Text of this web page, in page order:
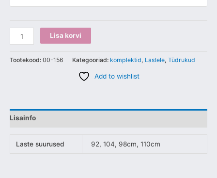
Lisa korvi
Tootekood: 00-156 Kategooriad: komplektid, Lastele, Tüdrukud
Add to wishlist
Lisainfo
Laste suurused 92, 104, 98cm, 110cm